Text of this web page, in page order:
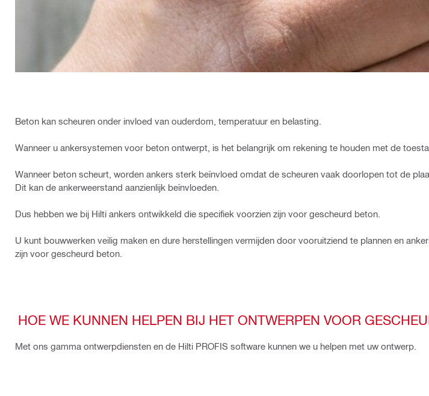
Beton kan scheuren onder invloed van ouderdom, temperatuur en belasting.
Wanneer u ankersystemen voor beton ontwerpt, is het belangrijk om rekening te houden met de
Wanneer beton scheurt, worden ankers sterk beïnvloed omdat de scheuren vaak doorlopen tot de
Dit kan de ankerweerstand aanzienlijk beïnvloeden.
Dus hebben we bij Hilti ankers ontwikkeld die specifiek voorzien zijn voor gescheurd beton.
U kunt bouwwerken veilig maken en dure herstellingen vermijden door vooruitziend te plannen en
zijn voor gescheurd beton.
HOE WE KUNNEN HELPEN BIJ HET ONTWERPEN VOOR
Met ons gamma ontwerpdiensten en de Hilti PROFIS software kunnen we u helpen met uw ontwerp.